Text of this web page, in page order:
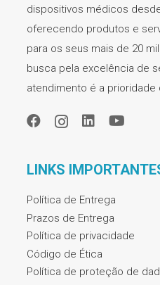
dispositivos médicos
oferecendo produtos e
para os seus mais de 20
busca pela excelência de
atendimento é a prioridade
LINKS
Política de Entrega
Prazos de Entrega
Política de privacidade
Código de Ética
Política de proteção de